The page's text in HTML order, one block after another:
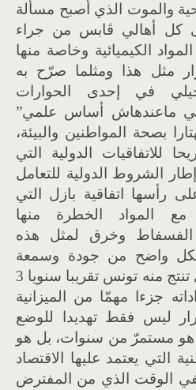
والموت الذي أصبح مسألة
كل أهالي ڨابس من جراء
الكيميائية وخاصة منها
مثل هذا ومثلما صرّح به
في إحدى الحوارات
ماعندهاش أساس علمي”
بصحة المواطنين والبيئة،
للاتفاقيات الدولية التي
الشروط الدولية للتعامل
رأسها اتفاقية بازل التي
مع المواد الخطرة منها
الفسفاط وخرق لمثل هذه
بشكل واضح من جودة وسمعة
الفسفاط التونسي الذي تنتج منه تونس تقريبا سنويا 3
جزءا مهمّا من الميزانية
ليس فقط تهديدا للوضع
مستمرّ من سنوات، بل هو
التي يعتمد عليها الاقتصاد
الوقت الذي من المفترض